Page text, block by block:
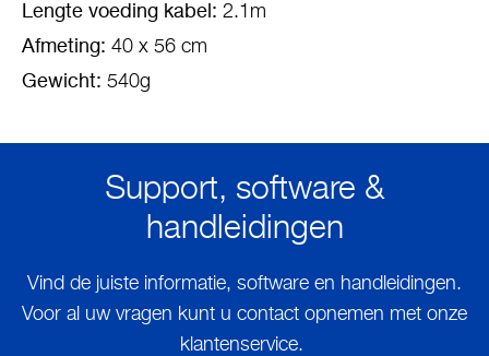
Lengte voeding kabel: 2.1m
Afmeting: 40 x 56 cm
Gewicht: 540g
Support, software &
handleidingen
Vind de juiste informatie, software en handleidingen.
Voor al uw vragen kunt u contact opnemen met onze
klantenservice.